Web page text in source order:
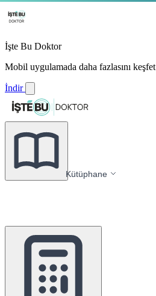
İşte Bu Doktor
Mobil uygulamada daha fazlasını keşfet
İndir
Kütüphane